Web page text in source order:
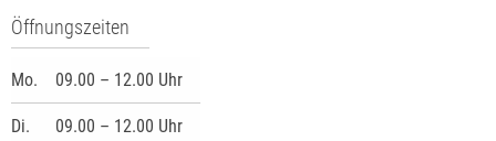
Öffnungszeiten
Mo. 09.00 – 12.00 Uhr
Di.
09.00 – 12.00 Uhr